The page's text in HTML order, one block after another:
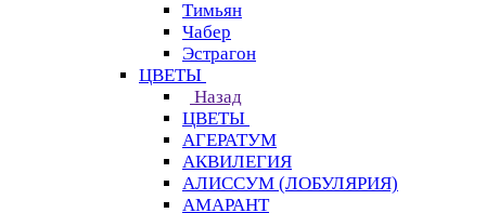
Тимьян
Чабер
Эстрагон
ЦВЕТЫ
Назад
ЦВЕТЫ
АГЕРАТУМ
АКВИЛЕГИЯ
АЛИССУМ (ЛОБУЛЯРИЯ)
АМАРАНТ